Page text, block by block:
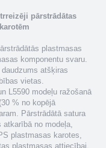
pārstrādātas
plastmasas
komponentu svaru.
atšķiras
vietas.
L5590 modeļu ražošanā
% no kopējā
Pārstrādātā satura
atkarībā no modeļa,
plastmasas karotes,
plastmasas attiecībai.